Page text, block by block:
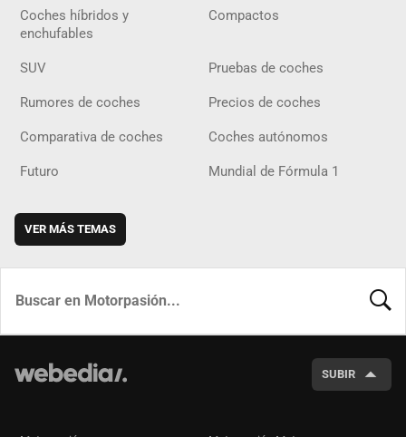
Coches híbridos y
enchufables
Compactos
SUV Pruebas de coches
Rumores de coches Precios de coches
Comparativa de coches Coches autónomos
Futuro Mundial de Fórmula 1
VER MÁS TEMAS
SUBIR